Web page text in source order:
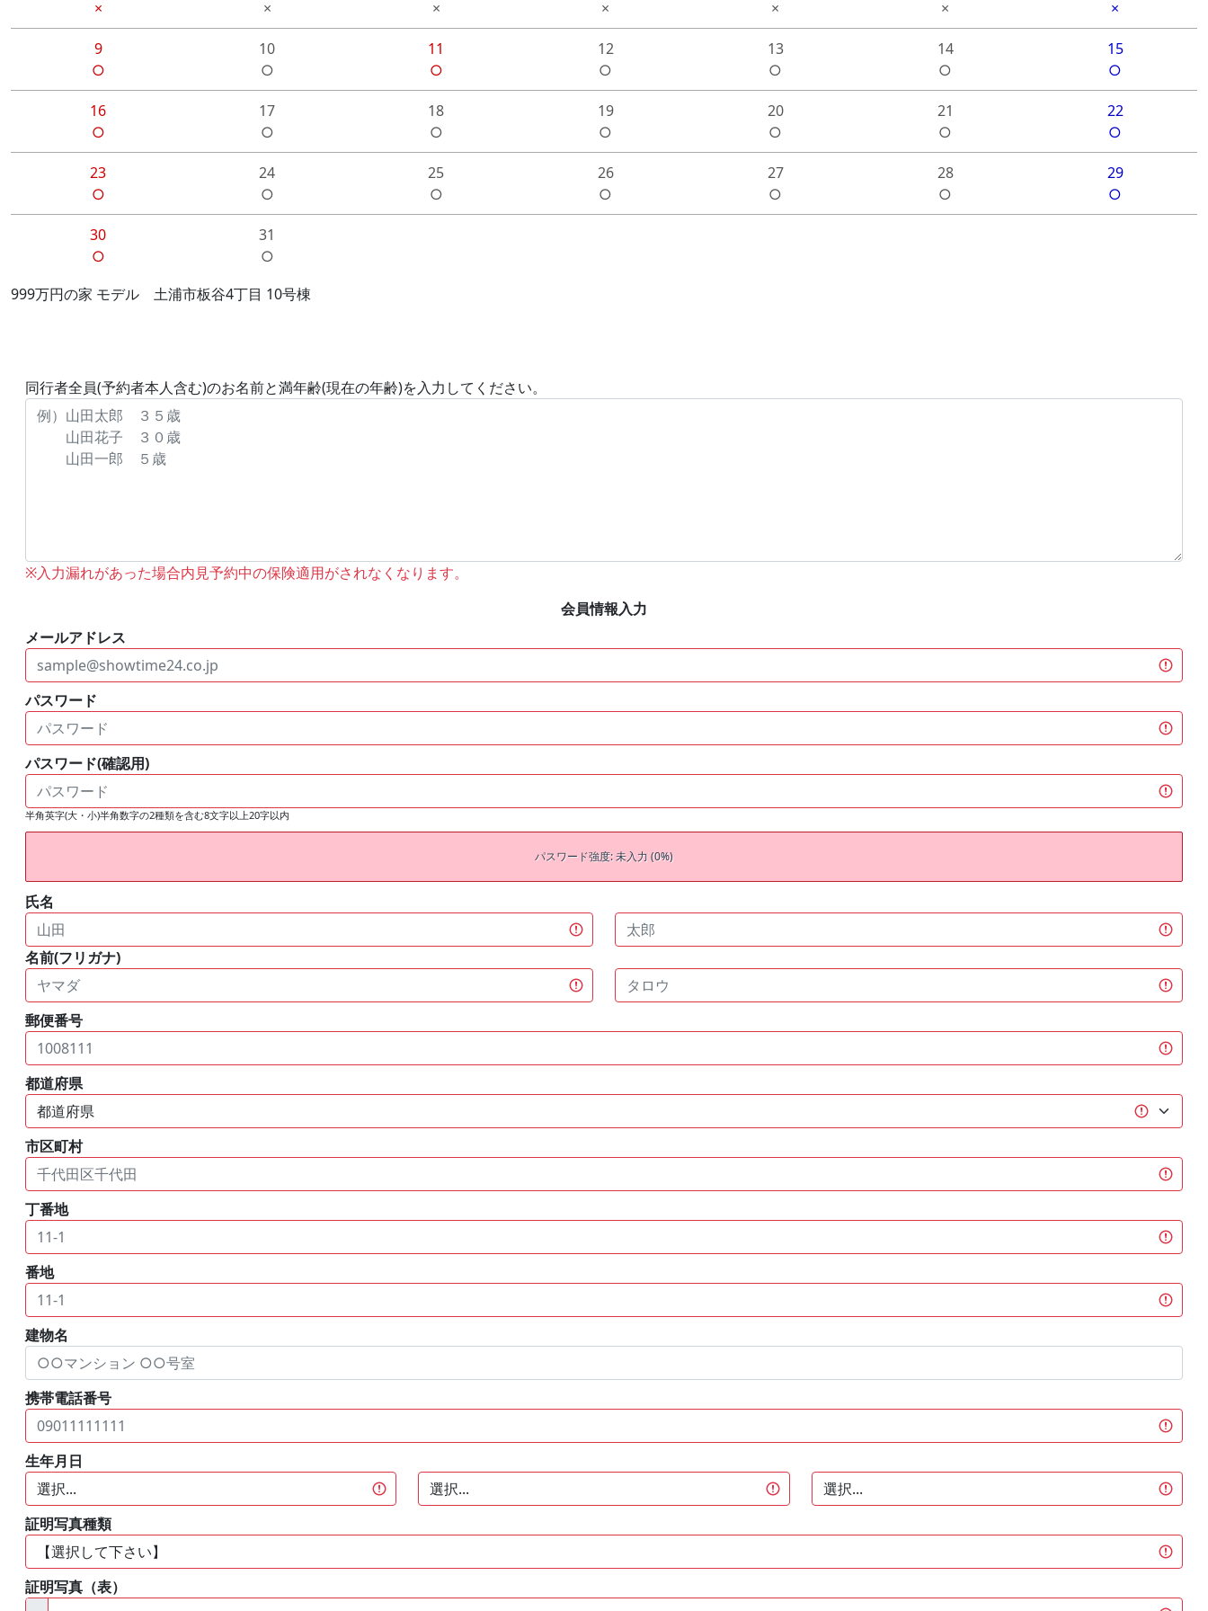
×
×
×
×
×
×
×
9
○
10
○
11
○
12
○
13
○
14
○
15
○
16
○
17
○
18
○
19
○
20
○
21
○
22
○
23
○
24
○
25
○
26
○
27
○
28
○
29
○
30
○
31
○
999万円の家 モデル 土浦市板谷4丁目 10号棟
同行者全員(予約者本人含む)のお名前と満年齢(現在の年齢)を入力してください。
※入力漏れがあった場合内見予約中の保険適用がされなくなります。
会員情報入力
メールアドレス
パスワード
パスワード(確認用)
半角英字(大・小)半角数字の2種類を含む8文字以上20字以内
パスワード強度: 未入力 (0%)
氏名
名前(フリガナ)
郵便番号
都道府県
市区町村
丁番地
番地
建物名
携帯電話番号
生年月日
証明写真種類
証明写真（表）